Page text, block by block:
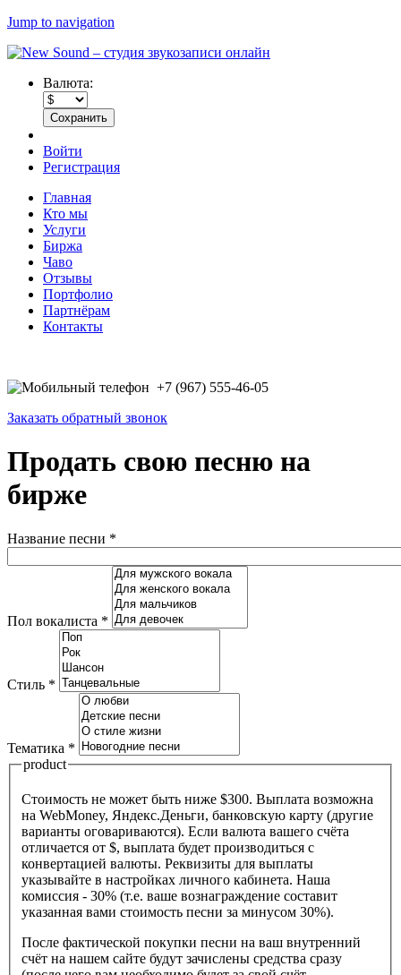
Jump to navigation
Валюта:
Войти
Регистрация
Главная
Кто мы
Услуги
Биржа
Чаво
Отзывы
Портфолио
Партнёрам
Контакты
+7 (967) 555-46-05
Заказать обратный звонок
Продать свою песню на
бирже
Название песни *
Пол вокалиста *
Стиль *
Тематика *
product
Стоимость не может быть ниже $300. Выплата возможна
на WebMoney, Яндекс.Деньги, банковскую карту (другие
варианты оговариваются). Если валюта вашего счёта
отличается от $, выплата будет производиться с
конвертацией валюты. Реквизиты для выплаты
указывайте в настройках личного кабинета. Наша
комиссия - 30% (т.е. ваше вознаграждение составит
указанная вами стоимость песни за минусом 30%).
После фактической покупки песни на ваш внутренний
счёт на нашем сайте будут зачислены средства сразу